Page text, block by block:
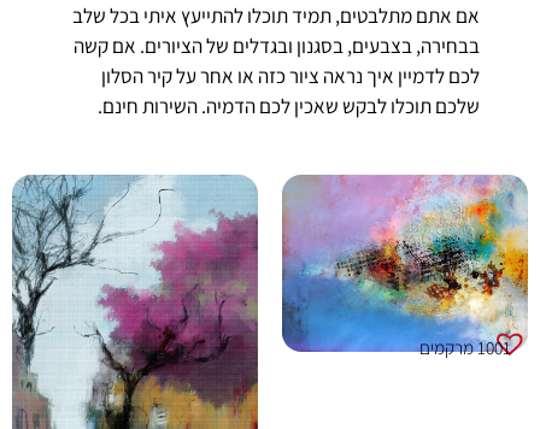
אם אתם מתלבטים, תמיד תוכלו להתייעץ איתי בכל שלב
בבחירה, בצבעים, בסגנון ובגדלים של הציורים. אם קשה
לכם לדמיין איך נראה ציור כזה או אחר על קיר הסלון
שלכם תוכלו לבקש שאכין לכם הדמיה. השירות חינם.
1001 מרקמים